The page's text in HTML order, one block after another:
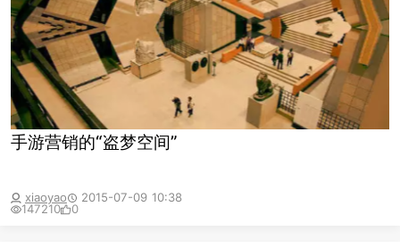
手游营销的“盗梦空间”
xiaoyao
2015-07-09 10:38
147210
0